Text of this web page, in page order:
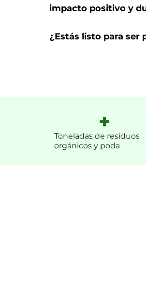
impacto positivo y
¿Estás listo para ser
Toneladas de residuos
orgánicos y poda
+